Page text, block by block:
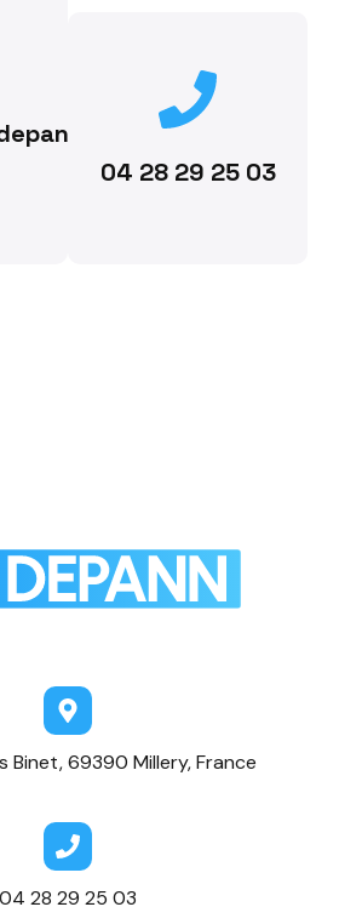
04 28 29 25 03
Binet, 69390 Millery, France
04 28 29 25 03